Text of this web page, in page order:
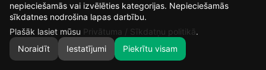
0
13
DIENAS
19
STUNDAS
26
MIN.
48
nepieciešamās vai izvēlēties kategorijas. Nepieciešamās
sīkdatnes nodrošina lapas darbību.
Plašāk lasiet mūsu Privātuma / Sīkdatņu politikā.
Noraidīt
Iestatījumi Piekrītu visam